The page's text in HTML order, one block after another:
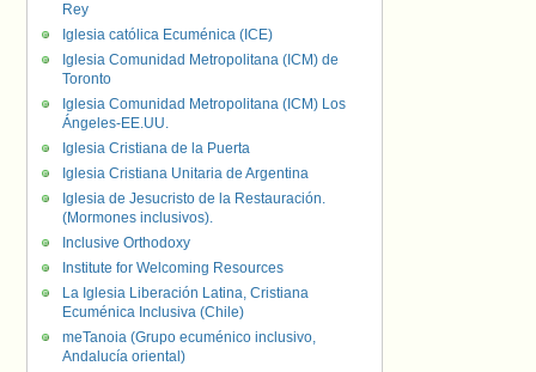
Rey
Iglesia católica Ecuménica (ICE)
Iglesia Comunidad Metropolitana (ICM) de
Toronto
Iglesia Comunidad Metropolitana (ICM) Los
Ángeles-EE.UU.
Iglesia Cristiana de la Puerta
Iglesia Cristiana Unitaria de Argentina
Iglesia de Jesucristo de la Restauración.
(Mormones inclusivos).
Inclusive Orthodoxy
Institute for Welcoming Resources
La Iglesia Liberación Latina, Cristiana
Ecuménica Inclusiva (Chile)
meTanoia (Grupo ecuménico inclusivo,
Andalucía oriental)